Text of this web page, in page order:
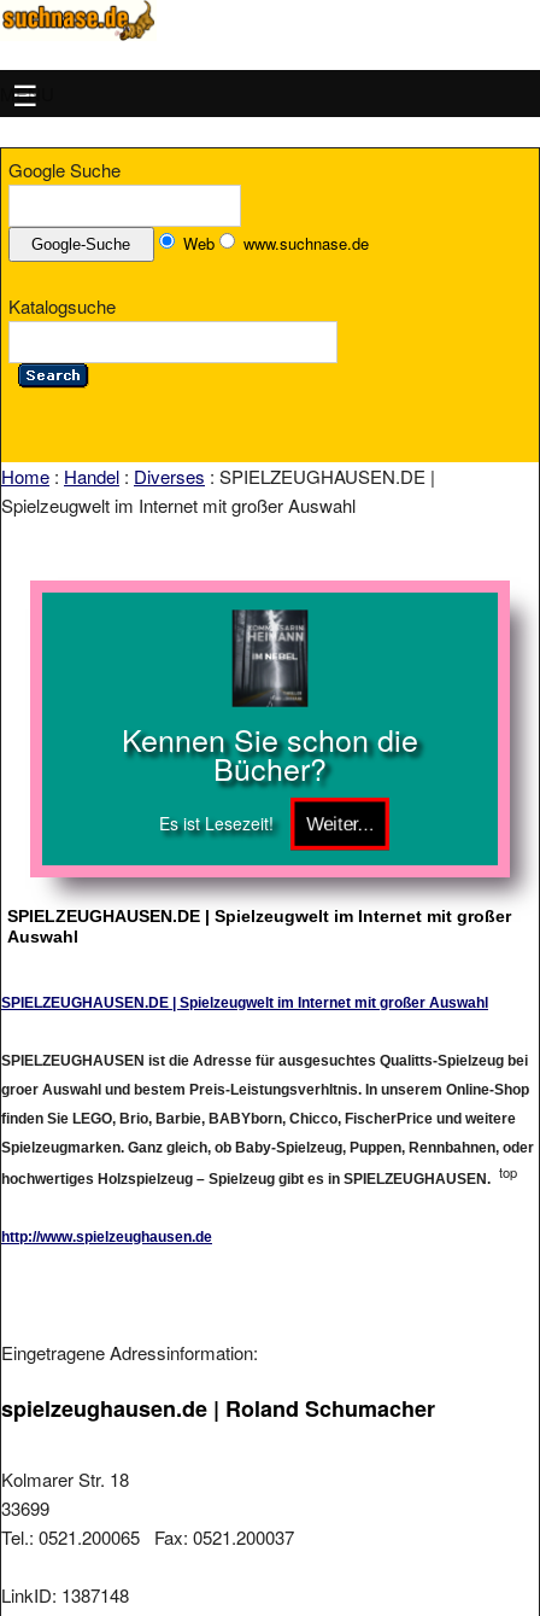
MENU
Google Suche
Web www.suchnase.de
Katalogsuche
Home : Handel : Diverses : SPIELZEUGHAUSEN.DE |
Spielzeugwelt im Internet mit großer Auswahl
Kennen Sie schon die
Bücher?
Es ist Lesezeit!
SPIELZEUGHAUSEN.DE | Spielzeugwelt im Internet mit großer
Auswahl
SPIELZEUGHAUSEN.DE | Spielzeugwelt im Internet mit großer Auswahl
SPIELZEUGHAUSEN ist die Adresse für ausgesuchtes Qualitts-Spielzeug bei
groer Auswahl und bestem Preis-Leistungsverhltnis. In unserem Online-Shop
finden Sie LEGO, Brio, Barbie, BABYborn, Chicco, FischerPrice und weitere
Spielzeugmarken. Ganz gleich, ob Baby-Spielzeug, Puppen, Rennbahnen, oder
hochwertiges Holzspielzeug – Spielzeug gibt es in SPIELZEUGHAUSEN. top
http://www.spielzeughausen.de
Eingetragene Adressinformation:
spielzeughausen.de | Roland Schumacher
Kolmarer Str. 18
33699
Tel.: 0521.200065 Fax: 0521.200037
LinkID: 1387148